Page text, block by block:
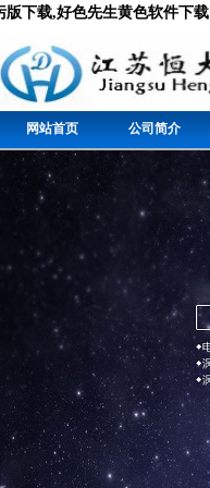
下载,好色先生黄色软件下载
网站首页 公司简介